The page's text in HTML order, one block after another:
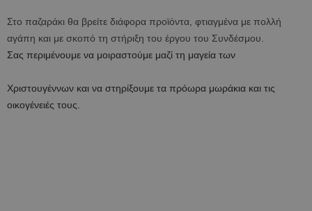
Στο παζαράκι θα βρείτε διάφορα προϊόντα, φτιαγμένα με πολλή
αγάπη και με σκοπό τη στήριξη του έργου του Συνδέσμου.
Σας περιμένουμε να μοιραστούμε μαζί τη μαγεία των
Χριστουγέννων και να στηρίξουμε τα πρόωρα μωράκια και τις
οικογένειές τους.